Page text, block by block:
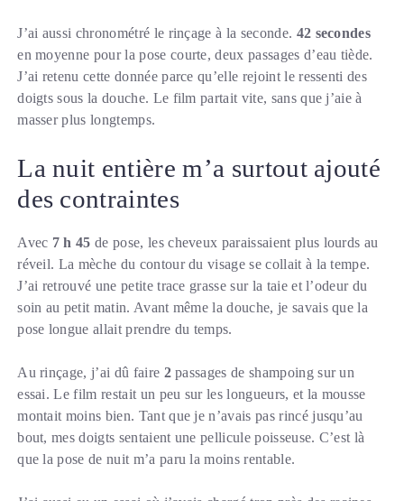
J’ai aussi chronométré le rinçage à la seconde. 42 secondes
en moyenne pour la pose courte, deux passages d’eau tiède.
J’ai retenu cette donnée parce qu’elle rejoint le ressenti des
doigts sous la douche. Le film partait vite, sans que j’aie à
masser plus longtemps.
La nuit entière m’a surtout ajouté
des contraintes
Avec 7 h 45 de pose, les cheveux paraissaient plus lourds au
réveil. La mèche du contour du visage se collait à la tempe.
J’ai retrouvé une petite trace grasse sur la taie et l’odeur du
soin au petit matin. Avant même la douche, je savais que la
pose longue allait prendre du temps.
Au rinçage, j’ai dû faire 2passages de shampoing sur un
essai. Le film restait un peu sur les longueurs, et la mousse
montait moins bien. Tant que je n’avais pas rincé jusqu’au
bout, mes doigts sentaient une pellicule poisseuse. C’est là
que la pose de nuit m’a paru la moins rentable.